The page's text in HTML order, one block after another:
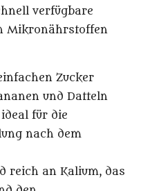
verfügbare
Mikronährstoffen
Zucker
und Datteln
für die
nach dem
reich an Kalium, das